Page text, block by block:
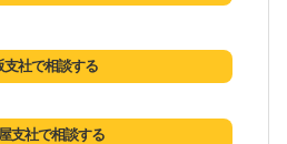
支社で相談する
支社で相談する